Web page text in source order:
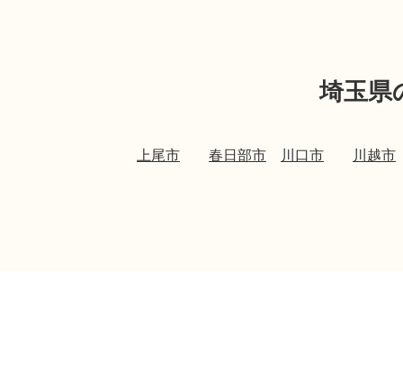
埼玉県
上尾市 春日部市 川口市 川越市